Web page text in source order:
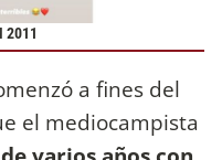
2011
a fines del
el mediocampista